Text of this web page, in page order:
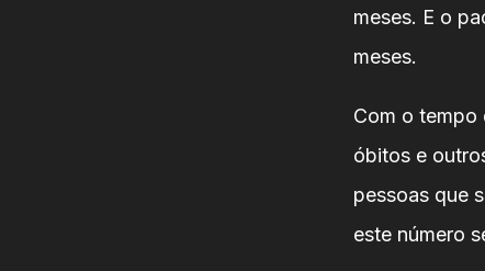
meses. E o
meses.
Com o tempo
óbitos e
pessoas que
este número